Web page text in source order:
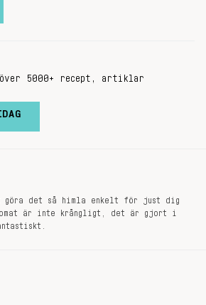
5000+ recept, artiklar
göra det så himla enkelt för just dig
är inte krångligt, det är gjort i